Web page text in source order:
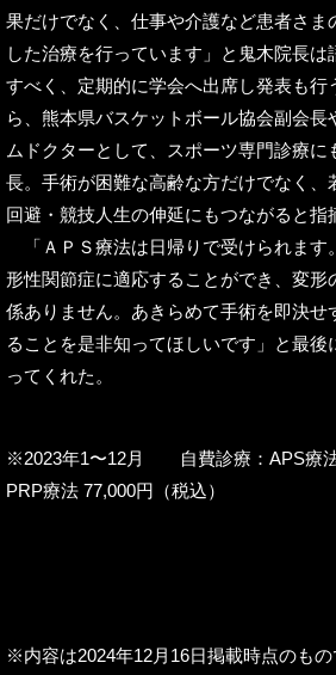
果だけでなく、仕事や介護など患者さま
した治療を行っています」と鬼木院長
すべく、定期的に学会へ出席し発表も行
ら、熊本県バスケットボール協会副会長
ムドクターとして、スポーツ専門診療
長。手術が困難な高齢な方だけでなく、
回避・競技人生の伸延にもつながると指
「ＡＰＳ療法は日帰りで受けられます
形性関節症に適応することができ、変形
係ありません。あきらめて手術を即決せ
ることを是非知ってほしいです」と最
ってくれた。
※2023年1〜12月 自費診療：APS療
PRP療法 77,000円（税込）
※内容は2024年12月16日掲載時点のも